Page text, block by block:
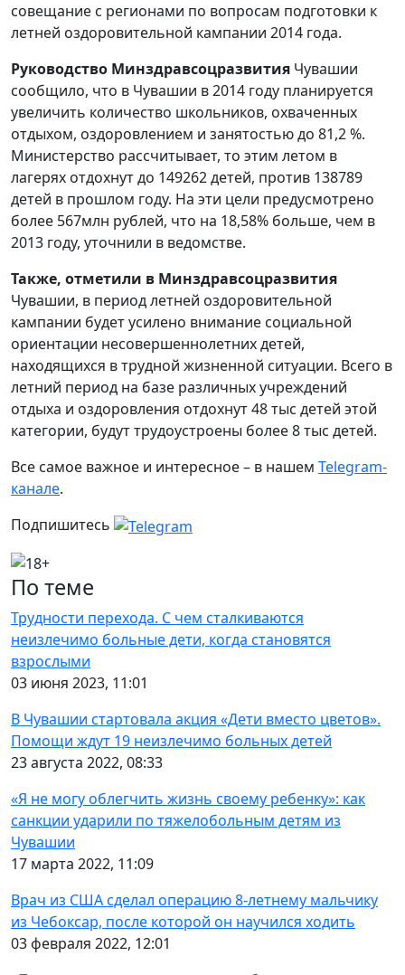
совещание с регионами по вопросам подготовки к
летней оздоровительной кампании 2014 года.
Руководство Минздравсоцразвития Чувашии
сообщило, что в Чувашии в 2014 году планируется
увеличить количество школьников, охваченных
отдыхом, оздоровлением и занятостью до 81,2 %.
Министерство рассчитывает, то этим летом в
лагерях отдохнут до 149262 детей, против 138789
детей в прошлом году. На эти цели предусмотрено
более 567млн рублей, что на 18,58% больше, чем в
2013 году, уточнили в ведомстве.
Также, отметили в Минздравсоцразвития
Чувашии, в период летней оздоровительной
кампании будет усилено внимание социальной
ориентации несовершеннолетних детей,
находящихся в трудной жизненной ситуации. Всего в
летний период на базе различных учреждений
отдыха и оздоровления отдохнут 48 тыс детей этой
категории, будут трудоустроены более 8 тыс детей.
Все самое важное и интересное – в нашем Telegram-
канале.
Подпишитесь
По теме
Трудности перехода. С чем сталкиваются
неизлечимо больные дети, когда становятся
взрослыми
03 июня 2023, 11:01
В Чувашии стартовала акция «Дети вместо цветов».
Помощи ждут 19 неизлечимо больных детей
23 августа 2022, 08:33
«Я не могу облегчить жизнь своему ребенку»: как
санкции ударили по тяжелобольным детям из
Чувашии
17 марта 2022, 11:09
Врач из США сделал операцию 8-летнему мальчику
из Чебоксар, после которой он научился ходить
03 февраля 2022, 12:01